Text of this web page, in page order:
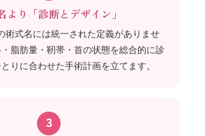
より「診断とデザイン」
術式名には統一された定義がありませ
脂肪量・靭帯・首の状態を総合的に診
りに合わせた手術計画を立てます。
3